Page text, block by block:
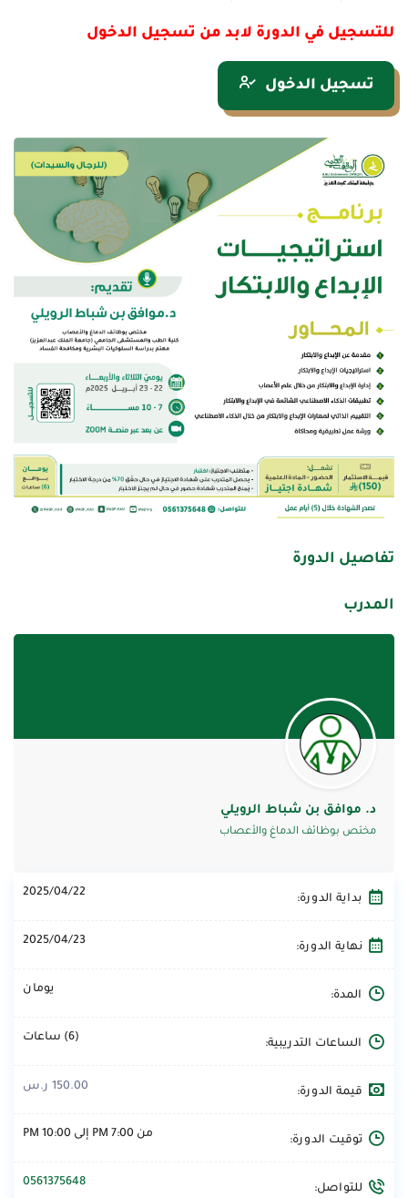
للتسجيل في الدورة لابد من تسجيل الدخول
تسجيل الدخول
تفاصيل الدورة
المدرب
د. موافق بن شباط الرويلي
مختص بوظائف الدماغ والأعصاب
بداية الدورة: 2025/04/22
نهاية الدورة: 2025/04/23
المدة: يومان
الساعات التدريبية: (6) ساعات
قيمة الدورة: 150.00 ر.س
توقيت الدورة: من 7:00 PM إلى 10:00 PM
للتواصل: 0561375648